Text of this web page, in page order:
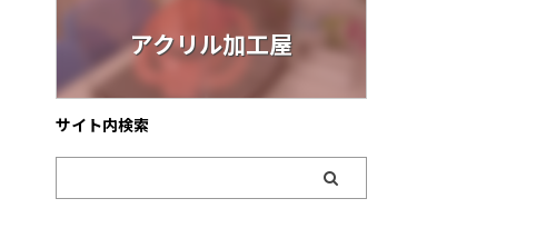
アクリル加工屋
サイト内検索